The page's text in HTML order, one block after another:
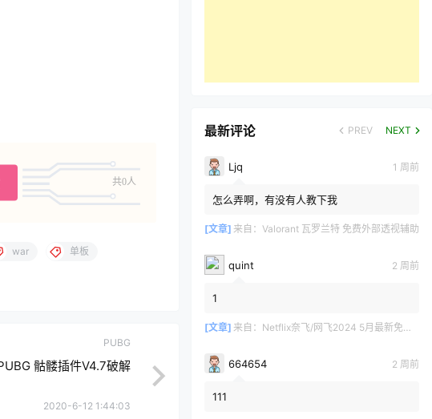
共0人
war 单板
PUBG
骷髅插件V4.7破解
2020-6-12 1:44:03
最新评论 PREV NEXT
Ljq 1 周前
怎么弄啊，有没有人教下我
[文章] 来自： Valorant 瓦罗兰特 免费外部透视辅助
quint 2 周前
1
[文章] 来自： Netflix奈飞/网飞2024 5月最新免费共享账号
664654 2 周前
111